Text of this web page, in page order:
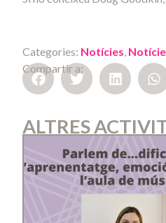
Categories: Notícies,
Compartir a:
ALTRES